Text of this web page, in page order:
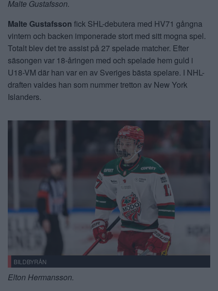
Malte Gustafsson.
Malte Gustafsson fick SHL-debutera med HV71 gångna
vintern och backen imponerade stort med sitt mogna spel.
Totalt blev det tre assist på 27 spelade matcher. Efter
säsongen var 18-åringen med och spelade hem guld i
U18-VM där han var en av Sveriges bästa spelare. I NHL-
draften valdes han som nummer tretton av New York
Islanders.
BILDBYRÅN
Elton Hermansson.